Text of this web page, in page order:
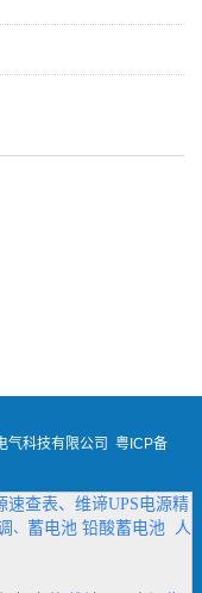
气科技有限公司 粤ICP备
速查表、 维谛UPS电源精
、 蓄电池 铅酸蓄电池
人